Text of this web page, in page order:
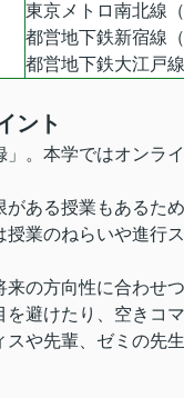
東京メトロ南北線（
都営地下鉄新宿線（
都営地下鉄大江戸
ント
。本学ではオンラ
ある授業もあるた
業のねらいや進行
来の方向性に合わせ
避けたり、空きコ
や先輩、ゼミの先